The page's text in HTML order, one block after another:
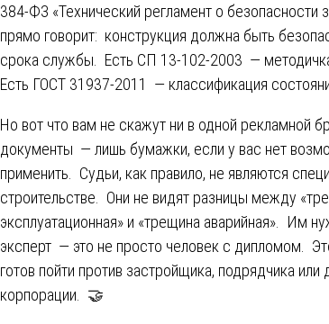
384-ФЗ «Технический регламент о безопасности
прямо говорит: конструкция должна быть
срока службы. Есть СП 13-102-2003 —
Есть ГОСТ 31937-2011 — классификация
Но вот что вам не скажут ни в одной рекламной
документы — лишь бумажки, если у вас нет
применить. Судьи, как правило, не являются
строительстве. Они не видят разницы между
эксплуатационная» и «трещина аварийная». Им
эксперт — это не просто человек с дипломом.
готов пойти против застройщика, подрядчика
корпорации. 🤝